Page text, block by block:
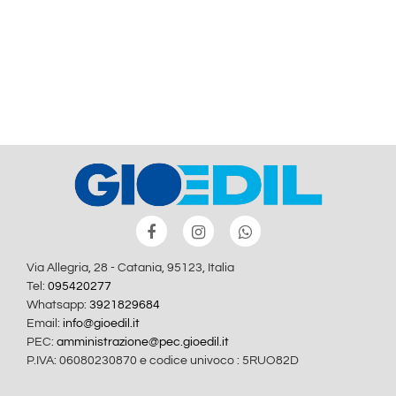
Via Allegria, 28 - Catania, 95123, Italia
Tel: 095420277
Whatsapp: 3921829684
Email: info@gioedil.it
PEC: amministrazione@pec.gioedil.it
P.IVA: 06080230870 e codice univoco : 5RUO82D